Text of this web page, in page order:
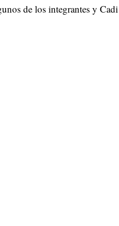
de los integrantes y